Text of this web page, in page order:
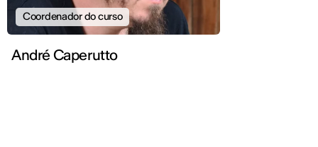
Coordenador do curso
André Caperutto